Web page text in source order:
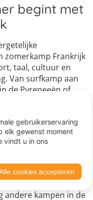
begint met
zomerkamp Frankrijk
taal, cultuur en
Van surfkamp aan
de Pyreneeën of
leeftijd en
voor een
ontspanning wilt
andere kampen in de
gebruikerservaring
elk gewenst moment
vindt u in ons
cookies accepteren